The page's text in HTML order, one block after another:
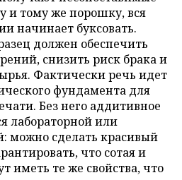
и тому же порошку, вся
начинает буксовать.
должен обеспечить
снизить риск брака и
Фактически речь идет
фундамента для
Без него аддитивное
лабораторной или
можно сделать красивый
что сотая и
иметь те же свойства, что